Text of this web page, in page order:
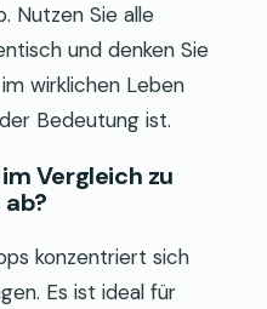
Nutzen Sie alle
und denken Sie
wirklichen Leben
Bedeutung ist.
Vergleich zu
konzentriert sich
Es ist ideal für